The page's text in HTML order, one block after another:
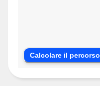
Calcolare il percorso